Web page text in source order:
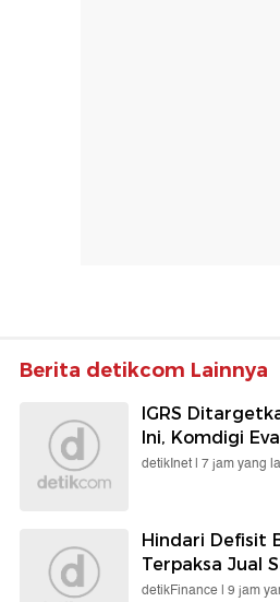
Berita detikcom Lainnya
IGRS
Ini, Komdigi
detikInet | 7 jam yang
Hindari Defisit
Terpaksa Jual
detikFinance | 9 jam